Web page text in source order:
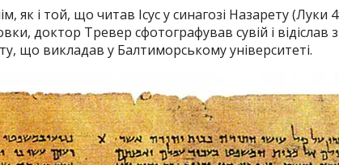
як і той, що читав Ісус у синагозі Назарету (Луки
доктор Тревер сфотографував сувій і відіслав
що викладав у Балтиморському університеті.